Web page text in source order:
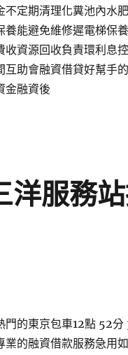
不定期清理化糞池內水
養能避免維修遲電梯保
收資源回收負責環利息
互助會融資借貸好幫手
金融資後
洋服務
門的東京包車12點 52分
業的融資借款服務急用